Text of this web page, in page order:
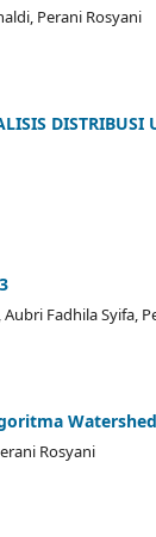
Perani Rosyani
Fadhila Syifa,
Rosyani